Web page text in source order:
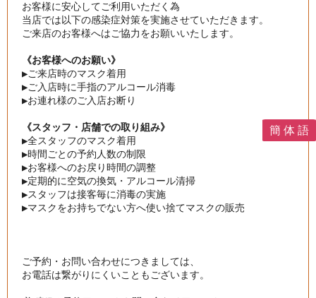
お客様に安心してご利用いただく為
当店では以下の感染症対策を実施させていただきます。
ご来店のお客様へはご協力をお願いいたします。
《お客様へのお願い》
▶︎ご来店時のマスク着用
▶︎ご入店時に手指のアルコール消毒
▶︎お連れ様のご入店お断り
《スタッフ・店舗での取り組み》
▶︎全スタッフのマスク着用
▶︎時間ごとの予約人数の制限
▶︎お客様へのお戻り時間の調整
▶︎定期的に空気の換気・アルコール清掃
▶︎スタッフは接客毎に消毒の実施
▶︎マスクをお持ちでない方へ使い捨てマスクの販売
ご予約・お問い合わせにつきましては、
お電話は繋がりにくいこともございます。
簡 体 語